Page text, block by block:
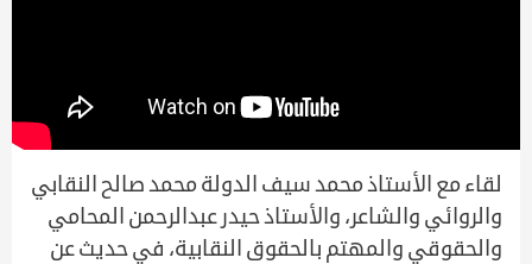
لقاء مع الأستاذ محمد سيف الدولة محمد صالح النقابي
والروائي والشاعر، والأستاذ حيدر عبدالرحمن المحامي
والحقوقي والمهتم بالحقوق النقابية، في حديث عن